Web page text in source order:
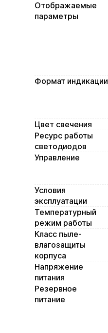
Отображаемые
параметры
Формат индикации
Цвет свечения
Ресурс работы
светодиодов
Управление
Условия
эксплуатации
Температурный
режим работы
Класс пыле-
влагозащиты
корпуса
Напряжение
питания
Резервное
питание